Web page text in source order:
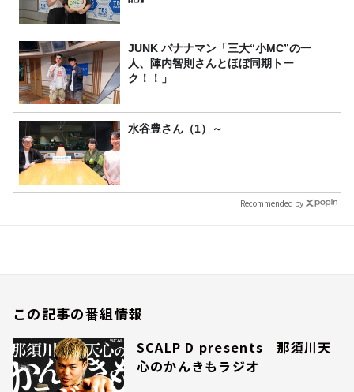
JUNK バナナマン「三大“小MC”の一
人、陣内智則さんとほぼ同期トー
ク！！」
水谷豊さん（1）～
Recommended by
この記事の番組情報
SCALP D presents 那須川天
心のかんきもラジオ